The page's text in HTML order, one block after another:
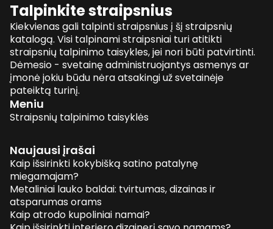
Talpinkite straipsnius
Kiekvienas gali talpinti straipsnius į šį straipsnių
katalogą. Visi talpinami straipsniai turi atitikti
straipsnių talpinimo taisykles, jei nori būti patvirtinti.
Dėmesio - svetainę administruojantys asmenys ar
įmonė jokiu būdu nėra atsakingi už svetainėje
pateiktą turinį.
Meniu
Straipsnių talpinimo taisyklės
Naujausi įrašai
Kaip išsirinkti kokybišką satino patalynę
miegamajam?
Metaliniai lauko baldai: tvirtumas, dizainas ir
atsparumas orams
Kaip atrodo kupoliniai namai?